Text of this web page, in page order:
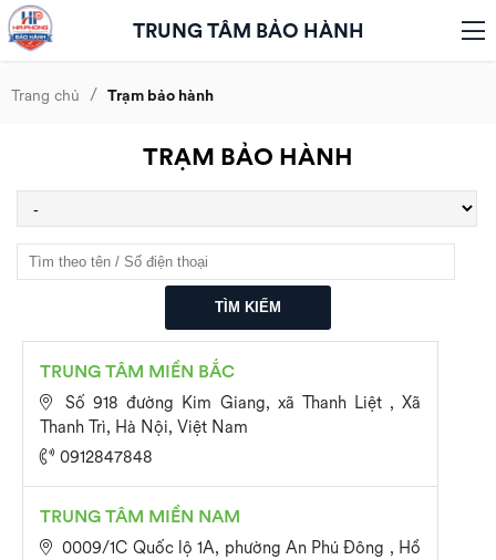
TRUNG TÂM BẢO HÀNH
Trang chủ / Trạm bảo hành
TRẠM BẢO HÀNH
TÌM KIẾM
TRUNG TÂM MIỀN BẮC
Số 918 đường Kim Giang, xã Thanh Liệt , Xã
Thanh Trì, Hà Nội, Việt Nam
0912847848
TRUNG TÂM MIỀN NAM
0009/1C Quốc lộ 1A, phường An Phú Đông , Hồ